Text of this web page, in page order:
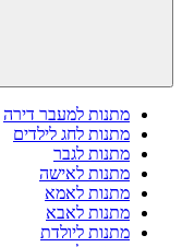
מתנות למעבר דירה
מתנות לחג לילדים
מתנות לגבר
מתנות לאישה
מתנות לאמא
מתנות לאבא
מתנות ליולדת